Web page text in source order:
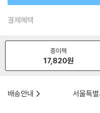
결제혜택
종이책
17,820원
배송안내
서울특